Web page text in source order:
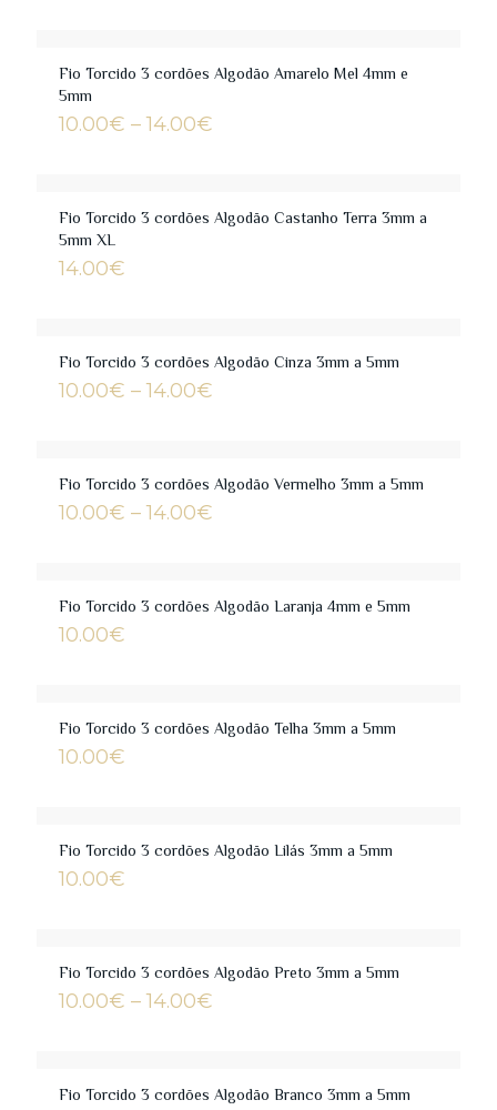
14.00€
Fio Torcido 3 cordões Algodão Amarelo Mel 4mm e
5mm
10.00€ – 14.00€
14.00€
Fio Torcido 3 cordões Algodão Castanho Terra 3mm a
5mm XL
14.00€
Fio Torcido 3 cordões Algodão Cinza 3mm a 5mm
10.00€ – 14.00€
14.00€
Fio Torcido 3 cordões Algodão Vermelho 3mm a 5mm
10.00€ – 14.00€
14.00€
Fio Torcido 3 cordões Algodão Laranja 4mm e 5mm
10.00€
Fio Torcido 3 cordões Algodão Telha 3mm a 5mm
10.00€
Fio Torcido 3 cordões Algodão Lilás 3mm a 5mm
10.00€
Fio Torcido 3 cordões Algodão Preto 3mm a 5mm
10.00€ – 14.00€
14.00€
Fio Torcido 3 cordões Algodão Branco 3mm a 5mm